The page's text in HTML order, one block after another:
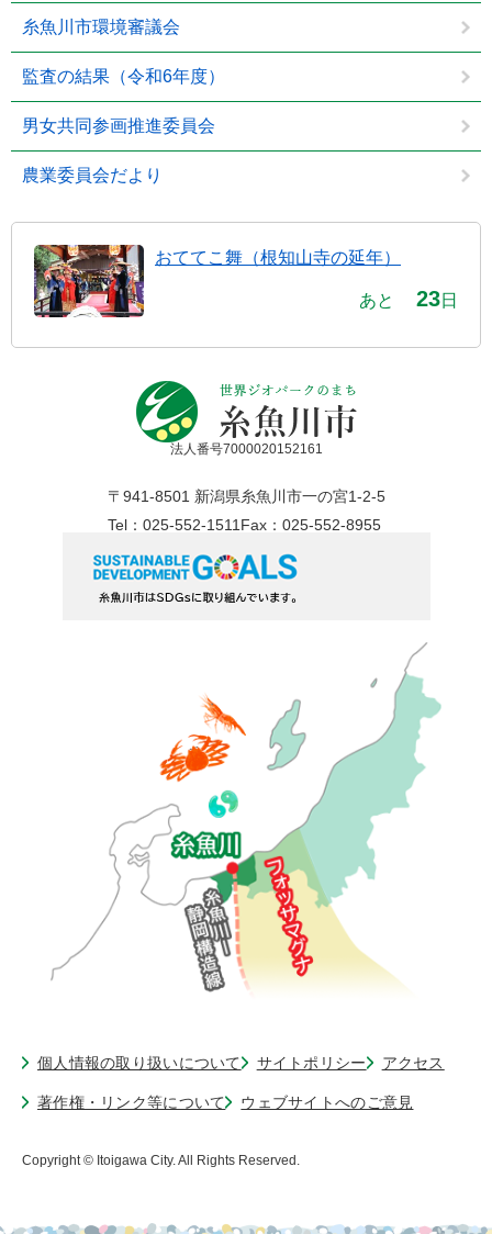
糸魚川市環境審議会
監査の結果（令和6年度）
男女共同参画推進委員会
農業委員会だより
おててこ舞（根知山寺の延年）
あと 23日
法人番号7000020152161
〒941-8501 新潟県糸魚川市一の宮1-2-5
Tel：025-552-1511 Fax：025-552-8955
個人情報の取り扱いについて サイトポリシー アクセス
著作権・リンク等について ウェブサイトへのご意見
Copyright © Itoigawa City. All Rights Reserved.